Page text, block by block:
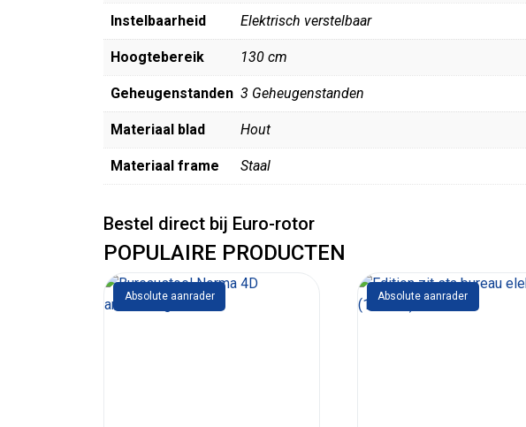
Instelbaarheid Elektrisch verstelbaar
Hoogtebereik 130 cm
Geheugenstanden 3 Geheugenstanden
Materiaal blad Hout
Materiaal frame Staal
Bestel direct bij Euro-rotor
POPULAIRE PRODUCTEN
Absolute aanrader Absolute aanrader